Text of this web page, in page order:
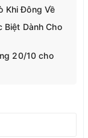
Khi Đông Về
Biệt Dành Cho
20/10 cho